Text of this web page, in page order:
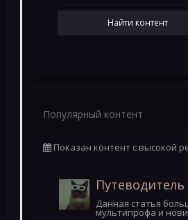
Найти контент
Популярный контент
Показан контент с высокой
Данная статья
мультипрофа и